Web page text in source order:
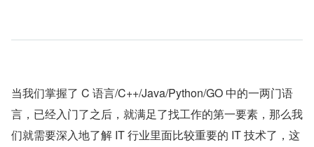
当我们掌握了 C 语言/C++/Java/Python/GO 中的一两门语
言，已经入门了之后，就满足了找工作的第一要素，那么我
们就需要深入地了解 IT 行业里面比较重要的 IT 技术了，这